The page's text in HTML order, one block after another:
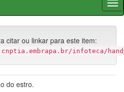
citar ou linkar para este item:
infoteca/
do estro.